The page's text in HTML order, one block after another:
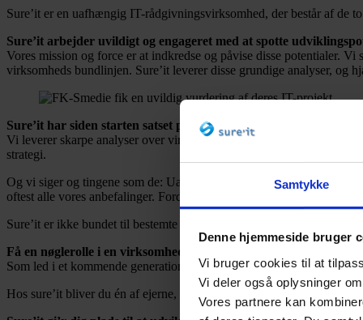
Samtykke
Denne hjemmeside bruger
Vi bruger cookies til at
Vi deler også oplysninger
Vores partnere kan
Sure’it er en uafhængig IT-rådgivningsvirksomhed, der består af de
Sure’it arbejder uvildigt og engageret med at spotte
Vores mission og force er at indkredse og påvise disse potentialer.
virksomheds bundlinjen. Sure’it leverer disse grundige analyser,
Sure’it har siden starten satset på uvildighed:
Vi leverer skarpe analyser over virksomheders potentialer med et
strategi.
Og vi siger og tingene som de: Uanset om analysen betyder en
oftest alle vores anbefalinger. Fordi forandringerne viser en bedre
Sure’it er ikke bundet til bestemte produkter eller leverandører. Vi
Få en nøglerolle i en virksomhed med en bred kundekreds:
Som led i et kommende generationsskifte søger sure’it en partner –
Hos sure’it bliver du én af ejerne, og dermed har du adgang til de